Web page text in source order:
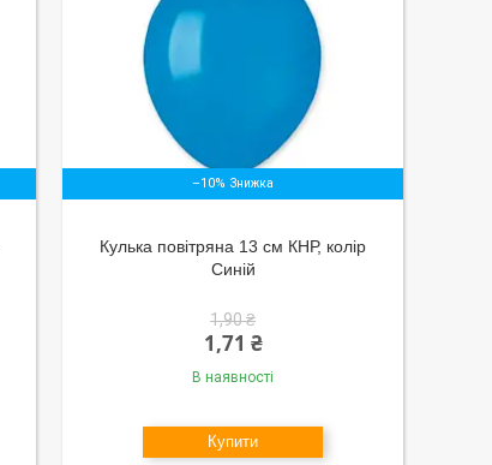
–10%
Кулька повітряна 13 см КНР, колір
Синій
1,90 ₴
1,71 ₴
В наявності
Купити